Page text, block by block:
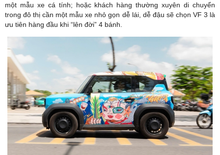
một mẫu xe cá tính; hoặc khách hàng thường xuyên di chuyển
trong đô thị cần một mẫu xe nhỏ gọn dễ lái, dễ đậu sẽ chọn VF 3 là
ưu tiên hàng đầu khi “lên đời” 4 bánh.